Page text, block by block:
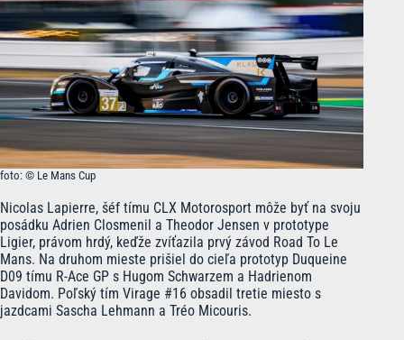
foto: © Le Mans Cup
Nicolas Lapierre, šéf tímu CLX Motorosport môže byť na svoju
posádku Adrien Closmenil a Theodor Jensen v prototype
Ligier, právom hrdý, keďže zvíťazila prvý závod Road To Le
Mans. Na druhom mieste prišiel do cieľa prototyp Duqueine
D09 tímu R-Ace GP s Hugom Schwarzem a Hadrienom
Davidom. Poľský tím Virage #16 obsadil tretie miesto s
jazdcami Sascha Lehmann a Tréo Micouris.